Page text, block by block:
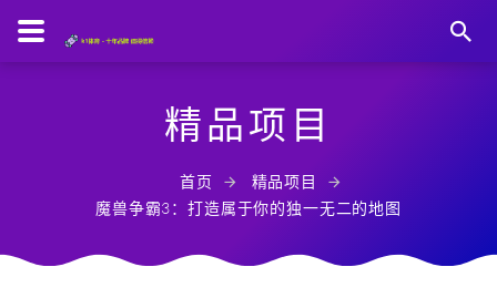
精品项目
首页
精品项目
魔兽争霸3：打造属于你的独一无二的地图